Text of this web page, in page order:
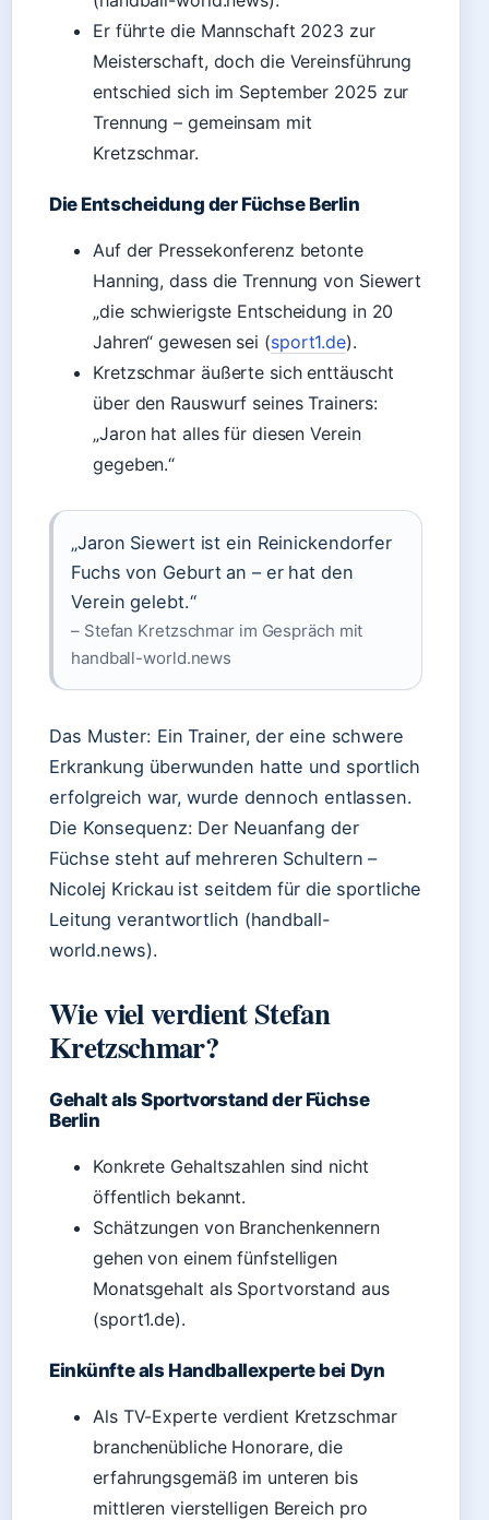
Er führte die Mannschaft 2023 zur
Meisterschaft, doch die Vereinsführung
entschied sich im September 2025 zur
Trennung – gemeinsam mit
Kretzschmar.
Die Entscheidung der Füchse Berlin
Auf der Pressekonferenz betonte
Hanning, dass die Trennung von Siewert
„die schwierigste Entscheidung in 20
Jahren“ gewesen sei (sport1.de).
Kretzschmar äußerte sich enttäuscht
über den Rauswurf seines Trainers:
„Jaron hat alles für diesen Verein
gegeben.“
„Jaron Siewert ist ein Reinickendorfer
Fuchs von Geburt an – er hat den
Verein gelebt.“
– Stefan Kretzschmar im Gespräch mit
handball-world.news
Das Muster: Ein Trainer, der eine schwere
Erkrankung überwunden hatte und sportlich
erfolgreich war, wurde dennoch entlassen.
Die Konsequenz: Der Neuanfang der
Füchse steht auf mehreren Schultern –
Nicolej Krickau ist seitdem für die sportliche
Leitung verantwortlich (handball-
world.news).
Wie viel verdient Stefan
Kretzschmar?
Gehalt als Sportvorstand der Füchse
Berlin
Konkrete Gehaltszahlen sind nicht
öffentlich bekannt.
Schätzungen von Branchenkennern
gehen von einem fünfstelligen
Monatsgehalt als Sportvorstand aus
(sport1.de).
Einkünfte als Handballexperte bei Dyn
Als TV-Experte verdient Kretzschmar
branchenübliche Honorare, die
erfahrungsgemäß im unteren bis
mittleren vierstelligen Bereich pro